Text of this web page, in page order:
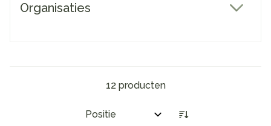
Organisaties
12producten
Sorteer op: